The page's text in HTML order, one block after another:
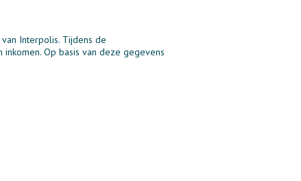
Interpolis. Tijdens de
Op basis van deze gegevens